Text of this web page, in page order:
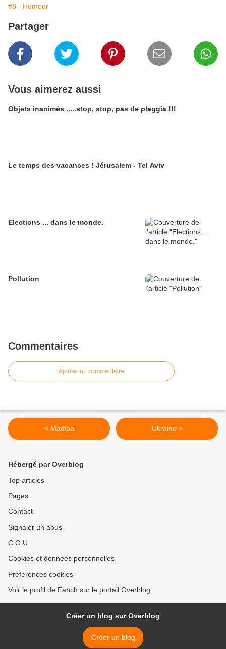
#8 - Humour
Partager
Vous aimerez aussi
Objets inanimés .....stop, stop, pas de plaggia !!!
Le temps des vacances ! Jérusalem - Tel Aviv
Elections ... dans le monde.
Pollution
Commentaires
Ajouter un commentaire
< Madiba Ukraine >
Hébergé par Overblog
Top articles
Pages
Contact
Signaler un abus
C.G.U.
Cookies et données personnelles
Préférences cookies
Voir le profil de Fanch sur le portail Overblog
Créer un blog sur Overblog
Créer un blog